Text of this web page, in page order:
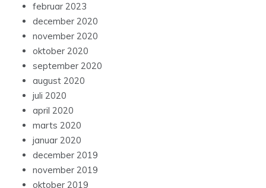
februar 2023
december 2020
november 2020
oktober 2020
september 2020
august 2020
juli 2020
april 2020
marts 2020
januar 2020
december 2019
november 2019
oktober 2019